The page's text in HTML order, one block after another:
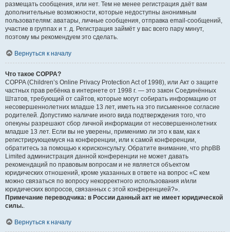
размещать сообщения, или нет. Тем не менее регистрация даёт вам
дополнительные возможности, которые недоступны анонимным
пользователям: аватары, личные сообщения, отправка email-сообщений,
участие в группах и т. д. Регистрация займёт у вас всего пару минут,
поэтому мы рекомендуем это сделать.
Вернуться к началу
Что такое COPPA?
COPPA (Children’s Online Privacy Protection Act of 1998), или Акт о защите
частных прав ребёнка в интернете от 1998 г. — это закон Соединённых
Штатов, требующий от сайтов, которые могут собирать информацию от
несовершеннолетних младше 13 лет, иметь на это письменное согласие
родителей. Допустимо наличие иного вида подтверждения того, что
опекуны разрешают сбор личной информации от несовершеннолетних
младше 13 лет. Если вы не уверены, применимо ли это к вам, как к
регистрирующемуся на конференции, или к самой конференции,
обратитесь за помощью к юрисконсульту. Обратите внимание, что phpBB
Limited администрация данной конференции не может давать
рекомендаций по правовым вопросам и не является объектом
юридических отношений, кроме указанных в ответе на вопрос «С кем
можно связаться по вопросу некорректного использования и/или
юридических вопросов, связанных с этой конференцией?».
Примечание переводчика: в России данный акт не имеет юридической
силы..
Вернуться к началу